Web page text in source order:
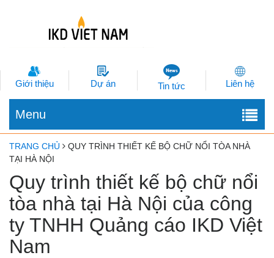
Giới thiệu Dự án Tin tức Liên hệ
Menu
TRANG CHỦ
QUY TRÌNH THIẾT KẾ BỘ CHỮ NỔI TÒA NHÀ
TẠI HÀ NỘI
Quy trình thiết kế bộ chữ nổi
tòa nhà tại Hà Nội của công
ty TNHH Quảng cáo IKD Việt
Nam